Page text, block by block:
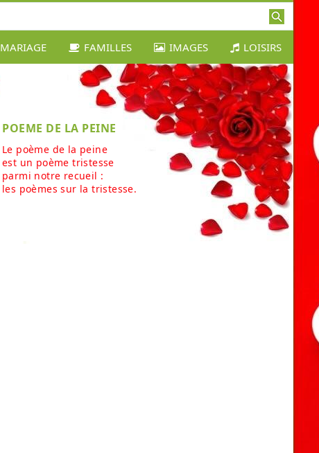
MARIAGE FAMILLES IMAGES LOISIRS
POEME DE LA PEINE
Le poème de la peine
est un poème tristesse
parmi notre recueil :
les poèmes sur la tristesse.